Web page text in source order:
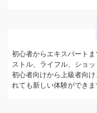
初心者からエキスパート
ストル、ライフル、ショ
初心者向けから上級者向
れても新しい体験ができま